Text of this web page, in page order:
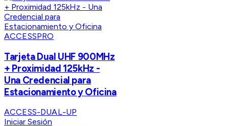
ACCESSPRO
Tarjeta Dual UHF 900MHz
+ Proximidad 125kHz -
Una Credencial para
Estacionamiento y Oficina
ACCESS-DUAL-UP
Iniciar Sesión